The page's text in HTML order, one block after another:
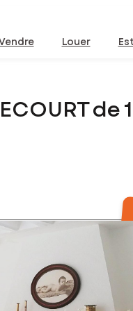
Louer
de